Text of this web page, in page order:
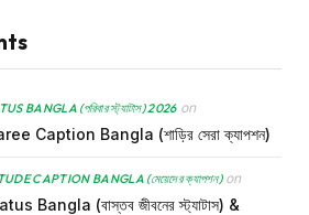
BANGLA (পরিবার স্ট্যাটাস) 2026on
Caption Bangla (শাড়ির সেরা ক্যাপশন)
CAPTION BANGLA (মেয়েদের ক্যাপশন)on
Bangla (বাস্তব জীবনের স্ট্যাটাস) &